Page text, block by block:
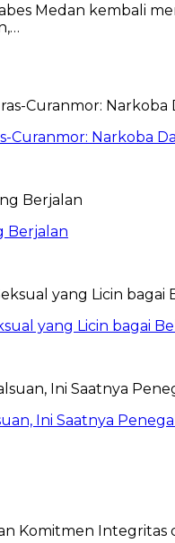
Medan kembali
Curanmor: Narkoba
Berjalan
yang Licin bagai
Ini Saatnya